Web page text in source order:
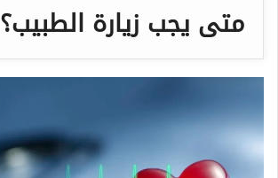
متى يجب زيارة الطبيب؟